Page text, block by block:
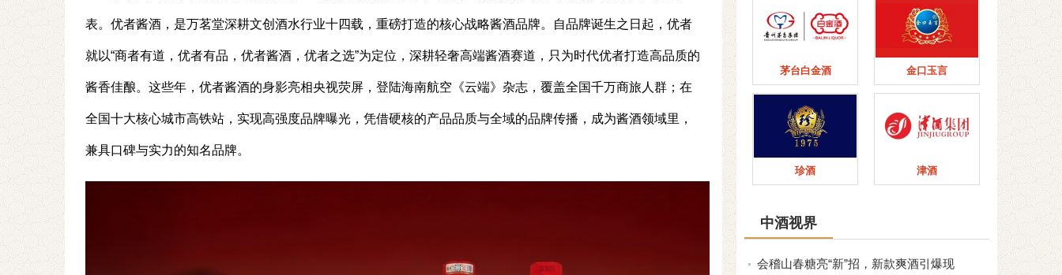
表。优者酱酒，是万茗堂深耕文创酒水行业十四载，重磅打造的核心战略酱酒品牌。自品牌诞生之日起，优者
就以“商者有道，优者有品，优者酱酒，优者之选”为定位，深耕轻奢高端酱酒赛道，只为时代优者打造高品质的
酱香佳酿。这些年，优者酱酒的身影亮相央视荧屏，登陆海南航空《云端》杂志，覆盖全国千万商旅人群；在
全国十大核心城市高铁站，实现高强度品牌曝光，凭借硬核的产品品质与全域的品牌传播，成为酱酒领域里，
兼具口碑与实力的知名品牌。
茅台白金酒 金口玉言
珍酒 津酒
中酒视界
会稽山春糖亮“新”招，新款爽酒引爆现